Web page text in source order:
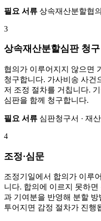
필요 서류 상속재산분할협
3
상속재산분할심판 청구
협의가 이루어지지 않으면
청구합니다. 가사비송 사건
저 조정 절차를 거칩니다.
심판을 함께 청구합니다.
필요 서류 심판청구서 · 재
4
조정·심문
조정기일에서 합의가 이루
니다. 합의에 이르지 못하
과 기여분을 반영해 분할
투어지면 감정 절차가 진행